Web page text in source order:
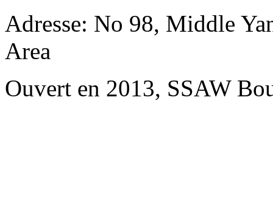
Adresse: No 98, Middle
Area
Ouvert en 2013, SSAW